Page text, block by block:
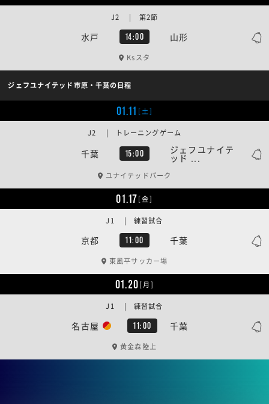
水戸 14:00 山形
J2 | 第2節
Ksスタ
ジェフユナイテッド市原・千葉の日程
01.11 [土]
千葉 15:00 ジェフユナイテ
ッド ...
J2 | トレーニングゲーム
ユナイテッドパーク
01.17[金]
京都 11:00 千葉
J1 | 練習試合
東風平サッカー場
01.20[月]
名古屋 11:00 千葉
J1 | 練習試合
黄金森陸上